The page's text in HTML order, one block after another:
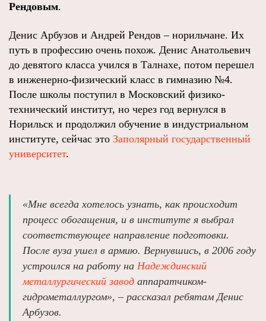
Рендовым.
Денис Арбузов и Андрей Рендов – норильчане. Их
путь в профессию очень похож. Денис Анатольевич
до девятого класса учился в Талнахе, потом перешел
в инженерно-физический класс в гимназию №4.
После школы поступил в Московский физико-
технический институт, но через год вернулся в
Норильск и продолжил обучение в индустриальном
институте, сейчас это Заполярный государственный
университет.
«Мне всегда хотелось узнать, как происходит
процесс обогащения, и в институте я выбрал
соответствующее направление подготовки.
После вуза ушел в армию. Вернувшись, в 2006 году
устроился на работу на Надеждинский
металлургический завод аппаратчиком-
гидрометаллургом», – рассказал ребятам Денис
Арбузов.